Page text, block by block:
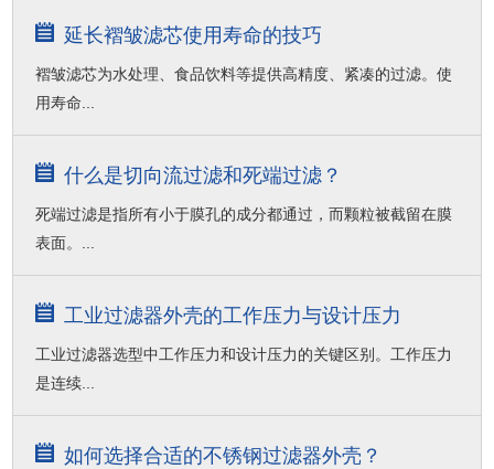
延长褶皱滤芯使用寿命的技巧
褶皱滤芯为水处理、食品饮料等提供高精度、紧凑的过滤。使
用寿命...
什么是切向流过滤和死端过滤？
死端过滤是指所有小于膜孔的成分都通过，而颗粒被截留在膜
表面。...
工业过滤器外壳的工作压力与设计压力
工业过滤器选型中工作压力和设计压力的关键区别。工作压力
是连续...
如何选择合适的不锈钢过滤器外壳？